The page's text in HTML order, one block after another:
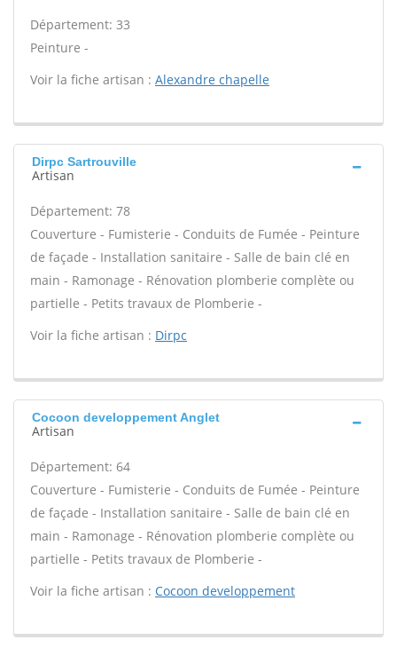
Département: 33
Peinture -
Voir la fiche artisan : Alexandre chapelle
Dirpc Sartrouville
Artisan
Département: 78
Couverture - Fumisterie - Conduits de Fumée - Peinture
de façade - Installation sanitaire - Salle de bain clé en
main - Ramonage - Rénovation plomberie complète ou
partielle - Petits travaux de Plomberie -
Voir la fiche artisan : Dirpc
Cocoon developpement Anglet
Artisan
Département: 64
Couverture - Fumisterie - Conduits de Fumée - Peinture
de façade - Installation sanitaire - Salle de bain clé en
main - Ramonage - Rénovation plomberie complète ou
partielle - Petits travaux de Plomberie -
Voir la fiche artisan : Cocoon developpement